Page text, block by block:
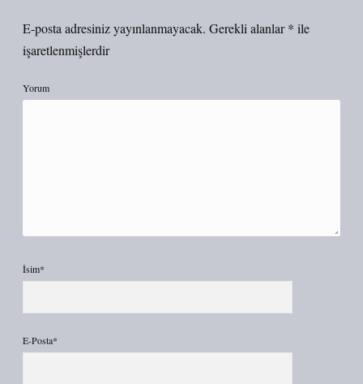
E-posta adresiniz yayınlanmayacak. Gerekli alanlar* ile
işaretlenmişlerdir
Yorum
İsim*
E-Posta*